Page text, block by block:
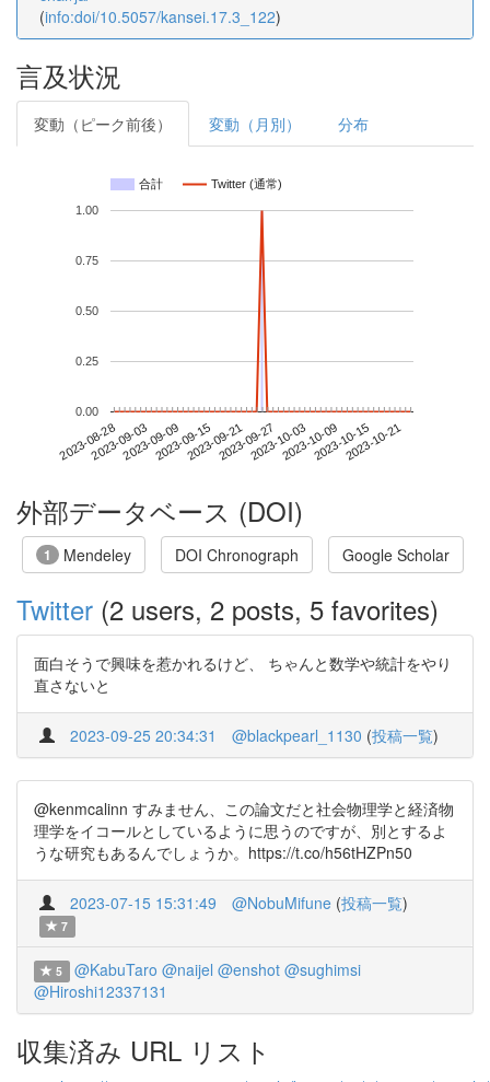
(info:doi/10.5057/kansei.17.3_122)
言及状況
変動（ピーク前後） 変動（月別） 分布
合計 Twitter (通常)
2023-08-282023-09-032023-09-092023-09-152023-09-212023-09-272023-10-032023-10-092023-10-152023-10-21
0.00
0.25
0.50
0.75
1.00
外部データベース (DOI)
1 Mendeley DOI Chronograph Google Scholar
Twitter (2 users, 2 posts, 5 favorites)
面白そうで興味を惹かれるけど、 ちゃんと数学や統計をやり
直さないと
2023-09-25 20:34:31 @blackpearl_1130 (投稿一覧)
@kenmcalinn すみません、この論文だと社会物理学と経済物
理学をイコールとしているように思うのですが、別とするよ
うな研究もあるんでしょうか。https://t.co/h56tHZPn50
2023-07-15 15:31:49 @NobuMifune (投稿一覧)
7
5 @KabuTaro @naijel @enshot @sughimsi
@Hiroshi12337131
収集済み URL リスト